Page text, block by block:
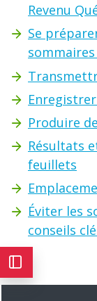
Revenu
Se
sommaires
Produire
‌Résultats
feuillets
‌Éviter les
conseils